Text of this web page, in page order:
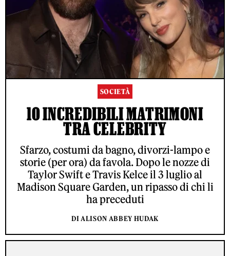
SOCIETÀ
10 INCREDIBILI MATRIMONI
TRA CELEBRITY
Sfarzo, costumi da bagno, divorzi-lampo e
storie (per ora) da favola. Dopo le nozze di
Taylor Swift e Travis Kelce il 3 luglio al
Madison Square Garden, un ripasso di chi li
ha preceduti
DI ALISON ABBEY HUDAK